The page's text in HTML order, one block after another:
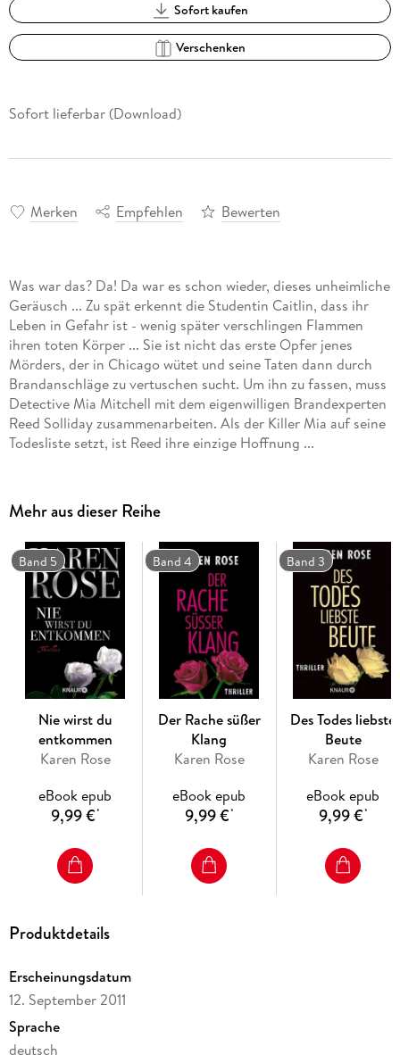
Sofort kaufen
Verschenken
Sofort lieferbar (Download)
Merken Empfehlen Bewerten
Was war das? Da! Da war es schon wieder, dieses unheimliche
Geräusch ... Zu spät erkennt die Studentin Caitlin, dass ihr
Leben in Gefahr ist - wenig später verschlingen Flammen
ihren toten Körper ... Sie ist nicht das erste Opfer jenes
Mörders, der in Chicago wütet und seine Taten dann durch
Brandanschläge zu vertuschen sucht. Um ihn zu fassen, muss
Detective Mia Mitchell mit dem eigenwilligen Brandexperten
Reed Solliday zusammenarbeiten. Als der Killer Mia auf seine
Todesliste setzt, ist Reed ihre einzige Hoffnung ...
Mehr aus dieser Reihe
Band 5
Nie wirst du
entkommen
Karen Rose
eBook epub
9,99 €*
Band 4
Der Rache süßer
Klang
Karen Rose
eBook epub
9,99 €*
Band 3
Des Todes liebste
Beute
Karen Rose
eBook epub
9,99 €*
Produktdetails
Erscheinungsdatum
12. September 2011
Sprache
deutsch